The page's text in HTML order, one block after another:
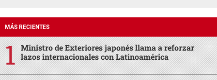
MÁS RECIENTES
Ministro de Exteriores japonés llama a reforzar
lazos internacionales con Latinoamérica